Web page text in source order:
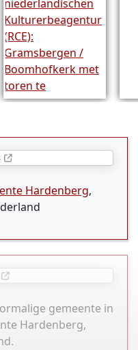
Hardenberg,
gemeente in
Hardenberg,